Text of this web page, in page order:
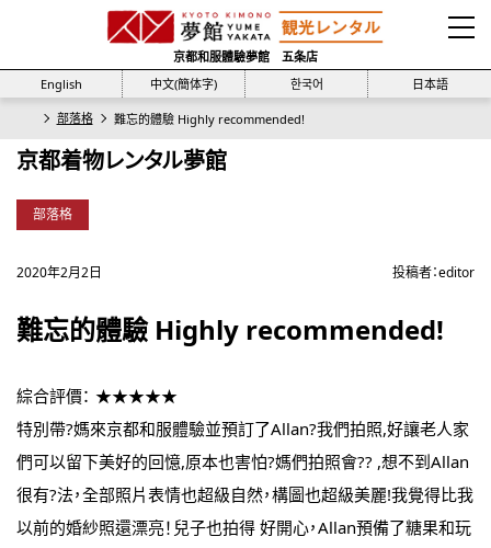
京都和服體驗夢館 五条店
English
中文(簡体字) 한국어 日本語
部落格 難忘的體驗 Highly recommended!
京都着物レンタル夢館
部落格
2020年2月2日 投稿者：editor
難忘的體驗 Highly recommended!
綜合評價： ★★★★★
特別帶?媽來京都和服體驗並預訂了Allan?我們拍照,好讓老人家
們可以留下美好的回憶,原本也害怕?媽們拍照會?? ,想不到Allan
很有?法，全部照片表情也超級自然，構圖也超級美麗!我覺得比我
以前的婚紗照還漂亮！兒子也拍得 好開心，Allan預備了糖果和玩